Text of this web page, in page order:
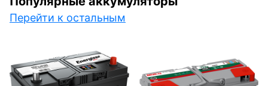
Перейти к остальным